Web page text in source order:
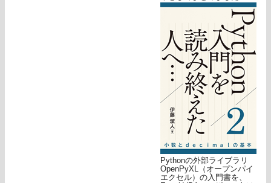
Pythonの外部ライブラリ
OpenPyXL（オープンパイ
エクセル）の入門書を、